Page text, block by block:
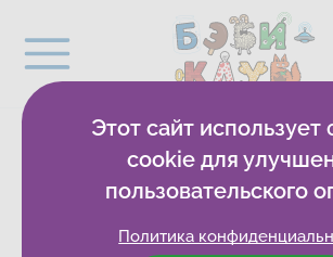
Документы
организации
Этот сайт
cookie для
пользовательского
Политика